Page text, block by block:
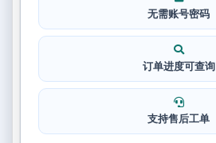
无需账号密码
订单进度可查询
支持售后工单